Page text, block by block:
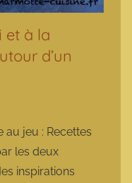
à la
d’un
jeu : Recettes
les deux
inspirations